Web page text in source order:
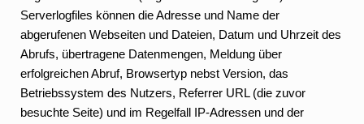
Serverlogfiles können die Adresse und Name der
abgerufenen Webseiten und Dateien, Datum und Uhrzeit des
Abrufs, übertragene Datenmengen, Meldung über
erfolgreichen Abruf, Browsertyp nebst Version, das
Betriebssystem des Nutzers, Referrer URL (die zuvor
besuchte Seite) und im Regelfall IP-Adressen und der